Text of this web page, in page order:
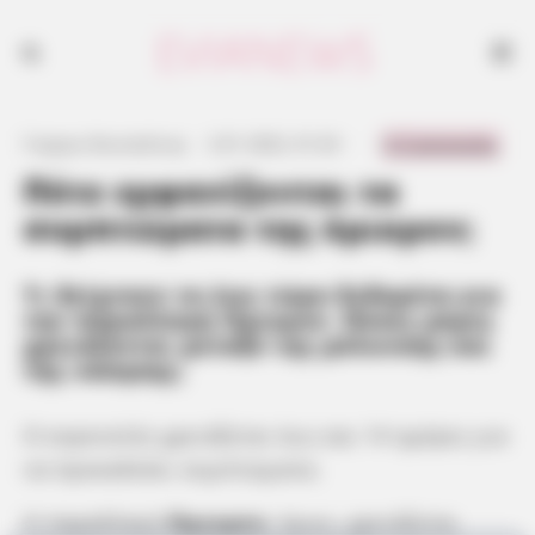
Πότε εμφανίζονται τα
συμπτώματα της όμικρον;
Τι δείχνουν τα έως τώρα δεδομένα για
Η παραλλαγήΌμικρον, όμως, χρειάζεται